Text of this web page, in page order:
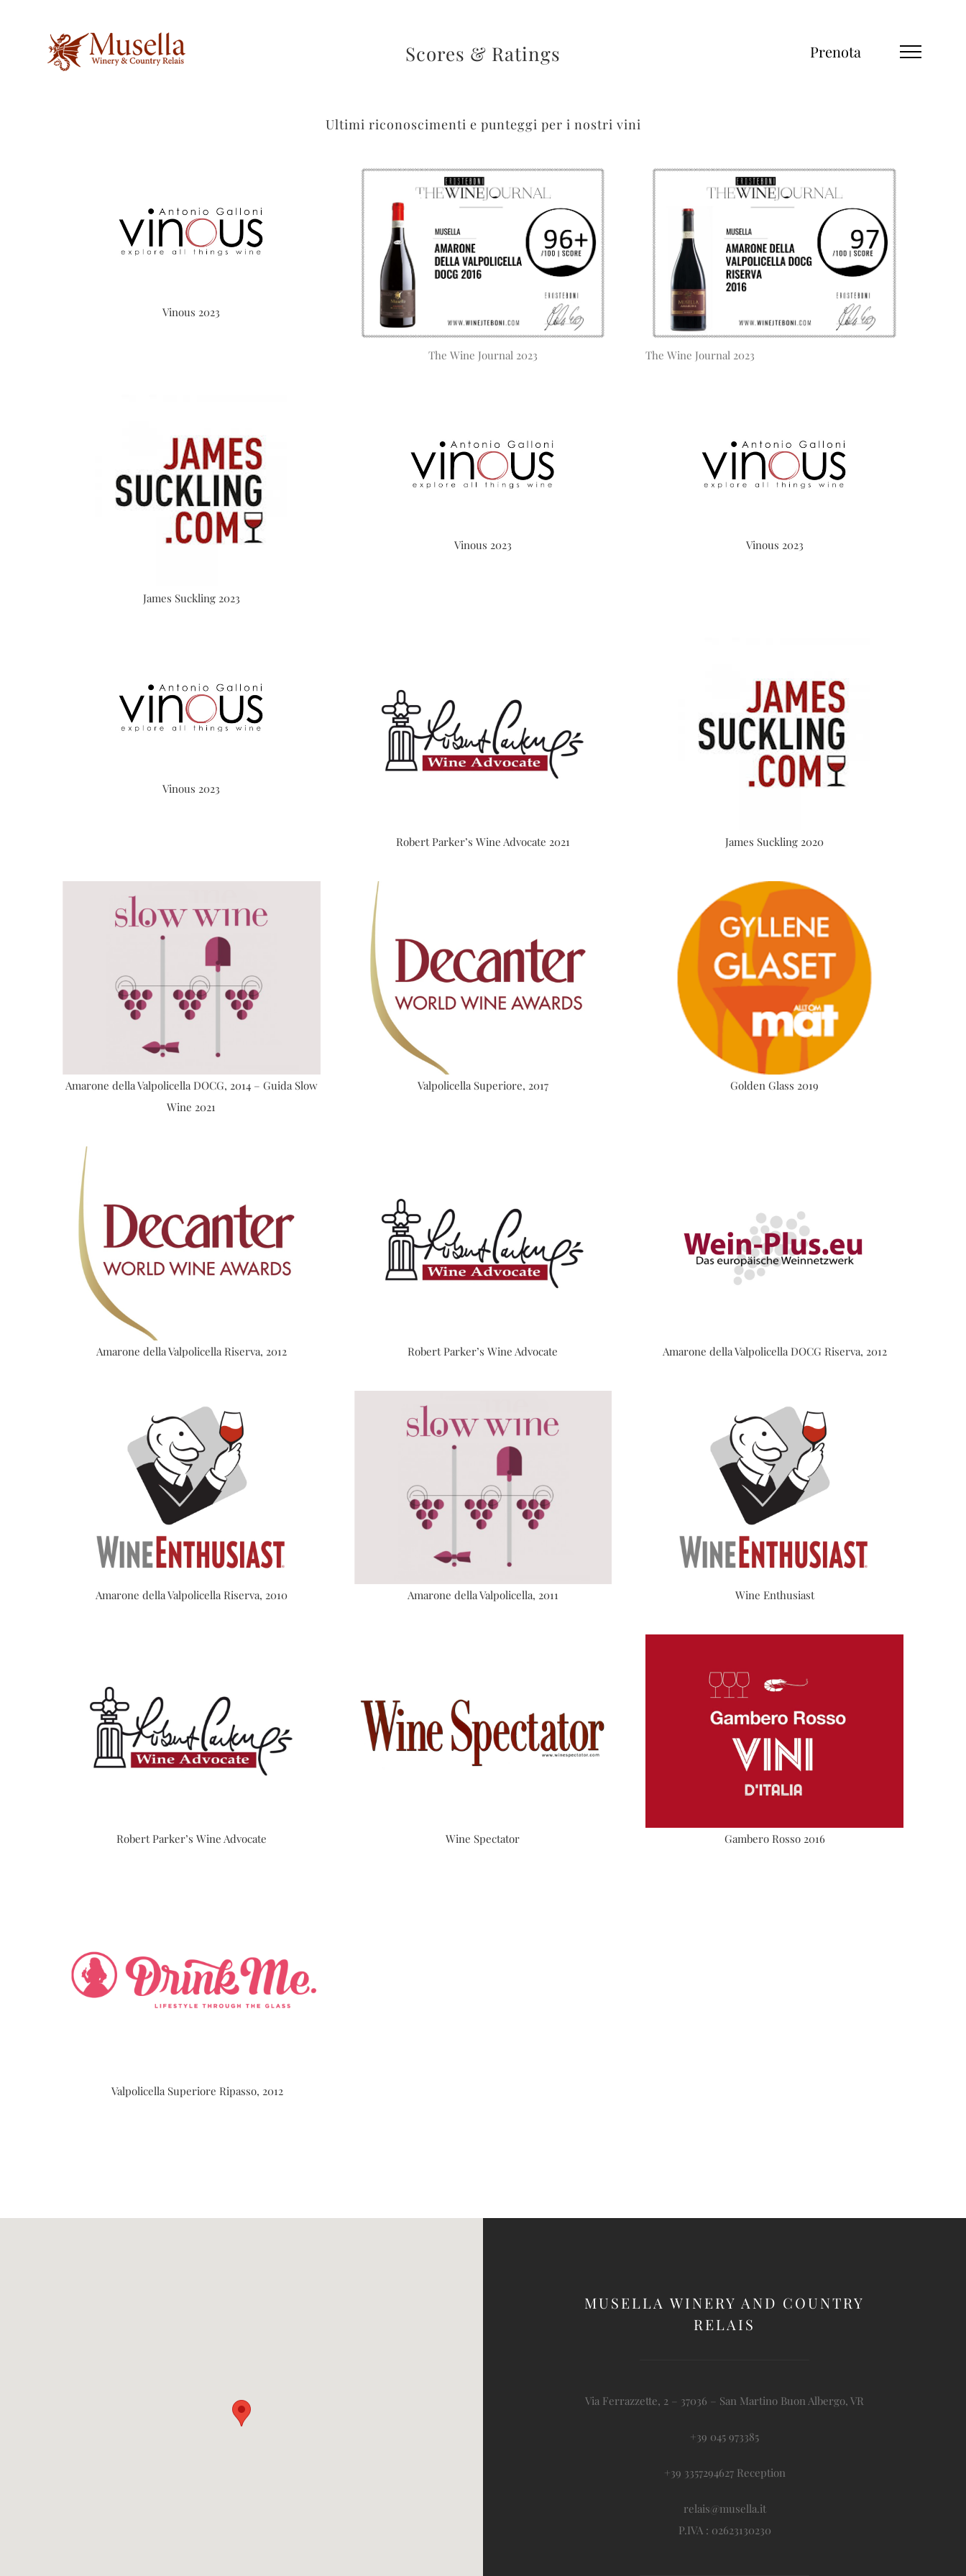
Prenota
Scores & Ratings
Ultimi riconoscimenti e punteggi per i nostri vini
Vinous 2023
The Wine Journal 2023 The Wine Journal 2023
James Suckling 2023
Vinous 2023 Vinous 2023
Vinous 2023
Robert Parker’s Wine Advocate 2021 James Suckling 2020
Amarone della Valpolicella DOCG, 2014 – Guida Slow
Wine 2021
Valpolicella Superiore, 2017 Golden Glass 2019
Amarone della Valpolicella Riserva, 2012 Robert Parker’s Wine Advocate Amarone della Valpolicella DOCG Riserva, 2012
Amarone della Valpolicella Riserva, 2010 Amarone della Valpolicella, 2011 Wine Enthusiast
Robert Parker’s Wine Advocate Wine Spectator Gambero Rosso 2016
Valpolicella Superiore Ripasso, 2012
MUSELLA WINERY AND COUNTRY
RELAIS
Via Ferrazzette, 2 – 37036 – San Martino Buon Albergo, VR
+39 045 973385
+39 3357294627 Reception
relais@musella.it
P.IVA : 02623130230